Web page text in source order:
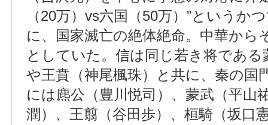
（20万）vs六国（50万）”というか
に、国家滅亡の絶体絶命。中華から
としていた。信は同じ若き将である
や王賁（神尾楓珠）と共に、秦の国
には麃公（豊川悦司）、蒙武（平山
潤）、王翦（谷田歩）、桓騎（坂口